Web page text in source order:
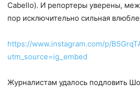
Cabello). И репортеры уверены,
пор исключительно сильная
https://www.instagram.com/p/
utm_source=ig_embed
Журналистам удалось подловить